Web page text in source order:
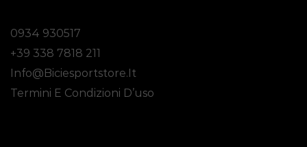
0934 930517
+39 338 7818 211
Info@biciesportstore.it
Termini E Condizioni D’uso